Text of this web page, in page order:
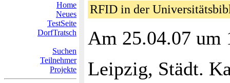
Home
Neues
TestSeite
DorfTratsch
Suchen
Teilnehmer
Projekte
RFID in der
Am 25.04.07 um
Leipzig, Städt.